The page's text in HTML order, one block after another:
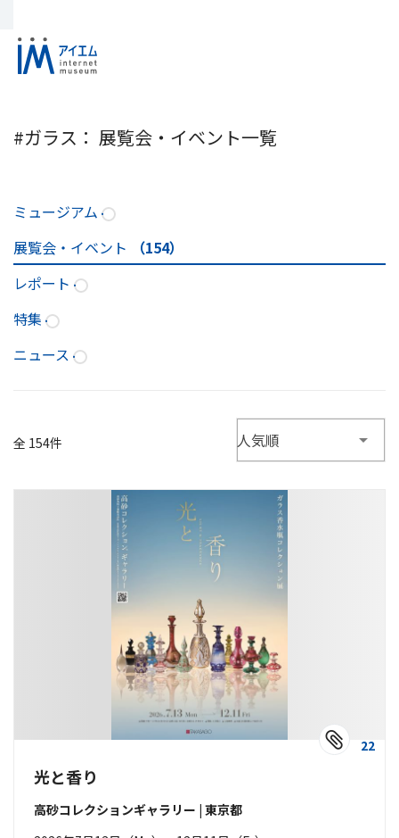
#ガラス： 展覧会・イベント一覧
ミュージアム
展覧会・イベント
（154）
レポート
特集
ニュース
全 154件 人気順
22
光と香り
高砂コレクションギャラリー | 東京都